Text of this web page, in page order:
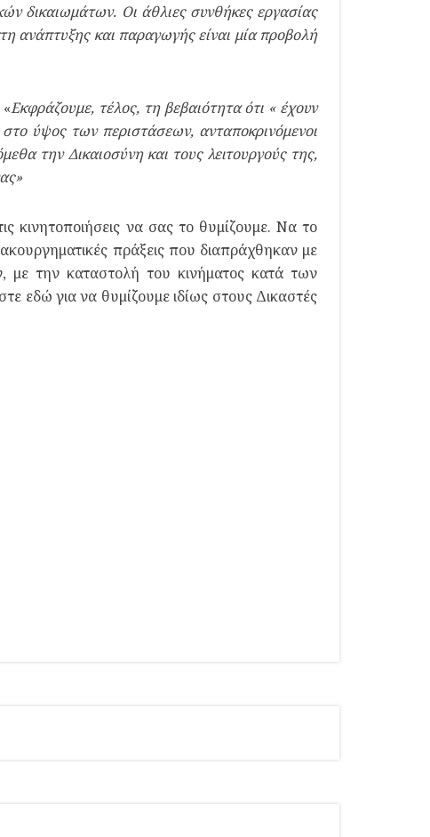
δικαιωμάτων. Οι άθλιες συνθήκες εργασίας
ανάπτυξης και παραγωγής είναι μία προβολή
Εκφράζουμε, τέλος, τη βεβαιότητα ότι « έχουν
στο ύψος των περιστάσεων, ανταποκρινόμενοι
την Δικαιοσύνη και τους λειτουργούς της,
κινητοποιήσεις να σας το θυμίζουμε. Να το
πράξεις που διαπράχθηκαν με
με την καταστολή του κινήματος κατά των
εδώ για να θυμίζουμε ιδίως στους Δικαστές